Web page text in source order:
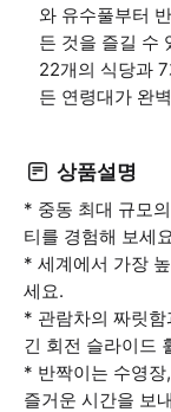
와 유수풀부터
든 것을 즐길 수
22개의 식당과
든 연령대가 완
상품설명
* 중동 최대 규모
티를 경험해 보세
* 세계에서 가장
세요.
* 관람차의 짜릿
긴 회전 슬라이드
* 반짝이는 수영
즐거운 시간을 보